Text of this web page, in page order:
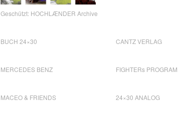
Geschützt: HOCHLÆNDER Archive
BUCH 24×30 CANTZ VERLAG
MERCEDES BENZ FIGHTERs PROGRAM
MACEO & FRIENDS
24×30 ANALOG